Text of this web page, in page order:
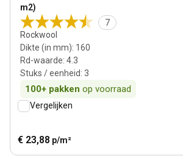
m2)
7
Rockwool
Dikte (in mm): 160
Rd-waarde: 4.3
Stuks / eenheid: 3
100+ pakken op voorraad
Vergelijken
€ 23,88 p/m²